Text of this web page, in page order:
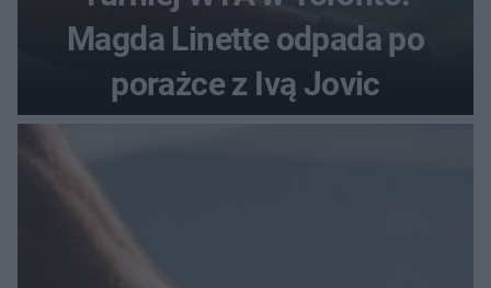
Magda Linette odpada po
porażce z Ivą Jovic